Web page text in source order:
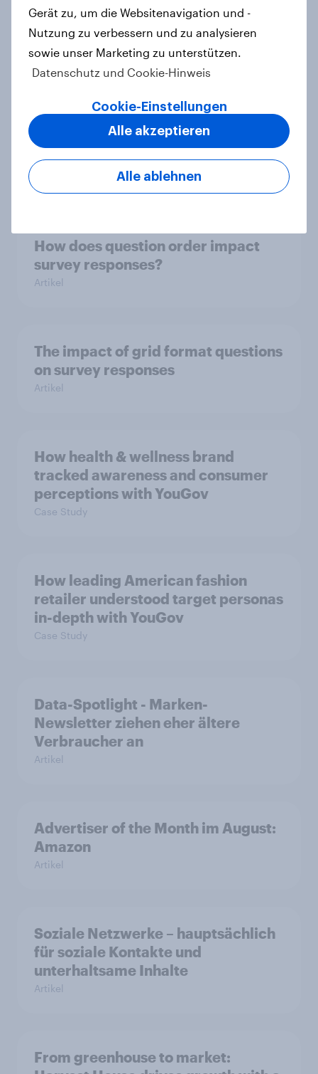
Exploring alternatives to Likert
scale survey questions
Artikel
The impact of question format on
knowledge about politics and
government
How does question order impact
survey responses?
Artikel
The impact of grid format questions
on survey responses
Artikel
How health & wellness brand
tracked awareness and consumer
perceptions with YouGov
Case Study
How leading American fashion
retailer understood target personas
in-depth with YouGov
Case Study
Data-Spotlight - Marken-
Newsletter ziehen eher ältere
Verbraucher an
Artikel
Advertiser of the Month im August:
Amazon
Artikel
Soziale Netzwerke – hauptsächlich
für soziale Kontakte und
unterhaltsame Inhalte
Artikel
From greenhouse to market:
Gerät zu, um die Websitenavigation und -
Nutzung zu verbessern und zu analysieren
sowie unser Marketing zu unterstützen.
Datenschutz und Cookie-Hinweis
Cookie-Einstellungen
Alle ablehnen
Alle akzeptieren